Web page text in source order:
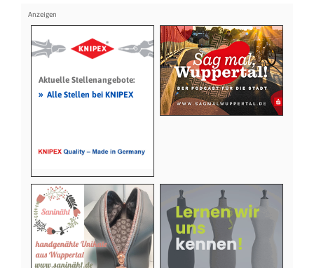
Aktuelle Stellenangebote:
» Alle Stellen bei KNIPEX